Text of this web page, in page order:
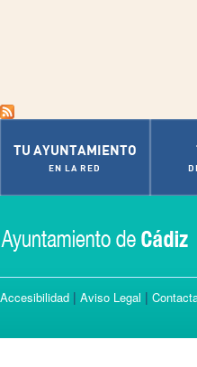
TU AYUNTAMIENTO
EN LA RED
Accesibilidad | Aviso Legal |